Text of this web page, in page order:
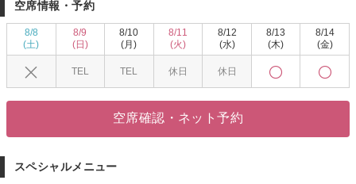
技術 と『じっくりお悩みを聞けるように』と余裕のある施術時間の設定
これは嬉しい♪
普段の髪の扱いやすさを考えカットしてくれるので家でのお手入れがしやす
ヘアセット・メイク・着付けなどは『早朝6時から受け付けＯＫ』早い結婚式
☆メンズカット～着付けまでできる 本格派サロン☆
大きなサロンが苦手な方や行きつけのサロンが見つからない方は
空席情報・予約
8/8
(土)
8/9
(日)
TEL
8/10
(月)
TEL
8/11
(火)
休日
8/12
(水)
休日
8/13
(木)
8/14
(金)
空席確認・ネット予約
スペシャルメニュー